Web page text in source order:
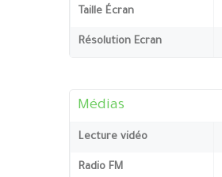
Taille Écran
Résolution Ecran
Médias
Lecture vidéo
Radio FM